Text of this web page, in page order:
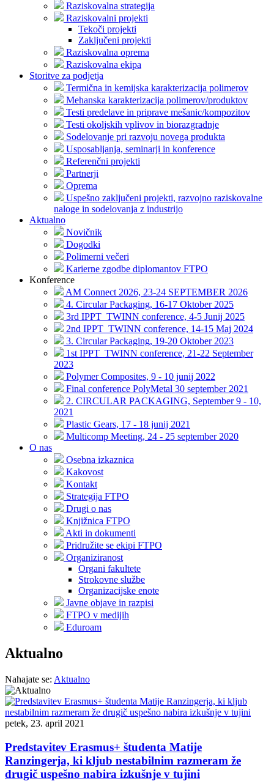
Raziskovalna strategija
Raziskovalni projekti
Tekoči projekti
Zaključeni projekti
Raziskovalna oprema
Raziskovalna ekipa
Storitve za podjetja
Termična in kemijska karakterizacija polimerov
Mehanska karakterizacija polimerov/produktov
Testi predelave in priprave mešanic/kompozitov
Testi okoljskih vplivov in biorazgradnje
Sodelovanje pri razvoju novega produkta
Usposabljanja, seminarji in konference
Referenčni projekti
Partnerji
Oprema
Uspešno zaključeni projekti, razvojno raziskovalne
naloge in sodelovanja z industrijo
Aktualno
Novičnik
Dogodki
Polimerni večeri
Karierne zgodbe diplomantov FTPO
Konference
AM Connect 2026, 23-24 SEPTEMBER 2026
4. Circular Packaging, 16-17 Oktober 2025
3rd IPPT_TWINN conference, 4-5 Junij 2025
2nd IPPT_TWINN conference, 14-15 Maj 2024
3. Circular Packaging, 19-20 Oktober 2023
1st IPPT_TWINN conference, 21-22 September
2023
Polymer Composites, 9 - 10 junij 2022
Final conference PolyMetal 30 september 2021
2. CIRCULAR PACKAGING, September 9 - 10,
2021
Plastic Gears, 17 - 18 junij 2021
Multicomp Meeting, 24 - 25 september 2020
O nas
Osebna izkaznica
Kakovost
Kontakt
Strategija FTPO
Drugi o nas
Knjižnica FTPO
Akti in dokumenti
Pridružite se ekipi FTPO
Organiziranost
Organi fakultete
Strokovne službe
Organizacijske enote
Javne objave in razpisi
FTPO v medijih
Eduroam
Aktualno
Nahajate se: Aktualno
petek, 23. april 2021
Predstavitev Erasmus+ študenta Matije
Ranzingerja, ki kljub nestabilnim razmeram že
drugič uspešno nabira izkušnje v tujini